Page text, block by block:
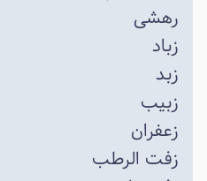
رهشی
زباد
زبد
زبیب
زعفران
زفت الرطب